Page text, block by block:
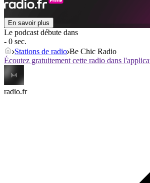
En savoir plus
Le podcast débute dans
- 0 sec.
Stations de radio Be Chic Radio
Écoutez gratuitement cette radio dans
radio.fr